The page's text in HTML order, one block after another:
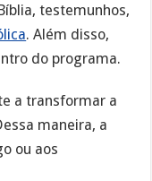
testemunhos,
. Além disso,
do programa.
a transformar a
maneira, a
ou aos